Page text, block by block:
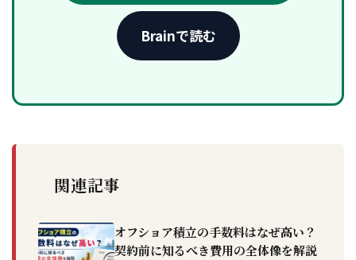
Brainで読む
関連記事
オフショア積立の手数料はなぜ高い？
契約前に知るべき費用の全体像を解説